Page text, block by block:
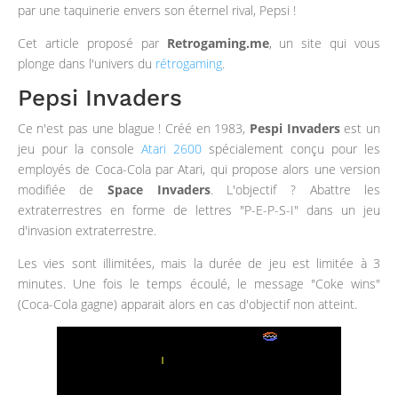
par une taquinerie envers son éternel rival, Pepsi !
Cet article proposé par Retrogaming.me, un site qui vous
plonge dans l'univers du rétrogaming.
Pepsi Invaders
Ce n'est pas une blague ! Créé en 1983, Pespi Invadersest un
jeu pour la console Atari 2600 spécialement conçu pour les
employés de Coca-Cola par Atari, qui propose alors une version
modifiée deSpace Invaders. L'objectif ? Abattre les
extraterrestres en forme de lettres "P-E-P-S-I" dans un jeu
d'invasion extraterrestre.
Les vies sont illimitées, mais la durée de jeu est limitée à 3
minutes. Une fois le temps écoulé, le message "Coke wins"
(Coca-Cola gagne) apparait alors en cas d'objectif non atteint.